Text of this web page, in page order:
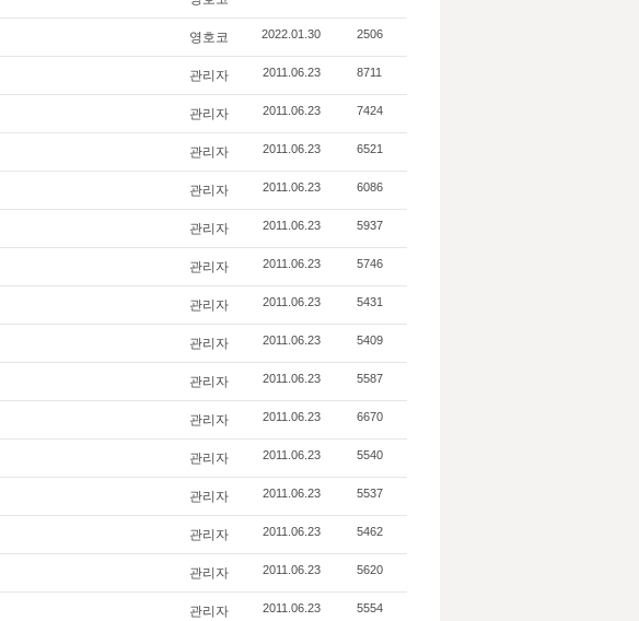
영호코 2022.01.30 2506
관리자 2011.06.23 8711
관리자 2011.06.23 7424
관리자 2011.06.23 6521
관리자 2011.06.23 6086
관리자 2011.06.23 5937
관리자 2011.06.23 5746
관리자 2011.06.23 5431
관리자 2011.06.23 5409
관리자 2011.06.23 5587
관리자 2011.06.23 6670
관리자 2011.06.23 5540
관리자 2011.06.23 5537
관리자 2011.06.23 5462
관리자 2011.06.23 5620
관리자 2011.06.23 5554